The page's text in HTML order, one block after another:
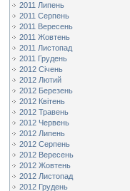
2011 Липень
2011 Серпень
2011 Вересень
2011 Жовтень
2011 Листопад
2011 Грудень
2012 Січень
2012 Лютий
2012 Березень
2012 Квітень
2012 Травень
2012 Червень
2012 Липень
2012 Серпень
2012 Вересень
2012 Жовтень
2012 Листопад
2012 Грудень